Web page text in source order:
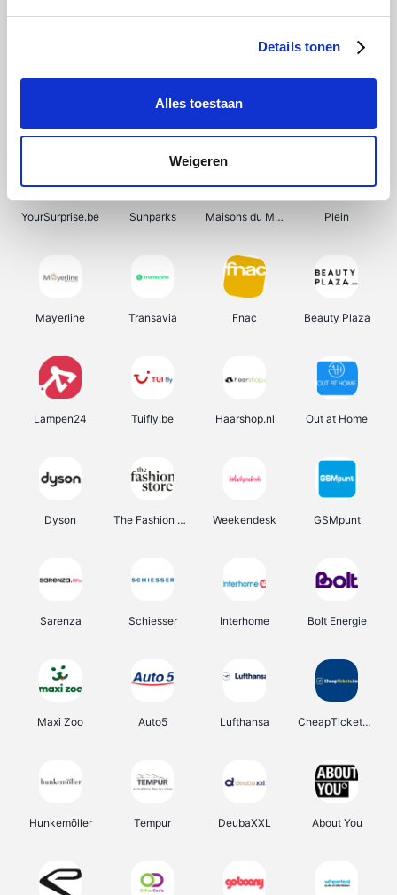
Details tonen
Alles toestaan
Weigeren
Shein Bergfreunde Pazzox Smartwatchbanden
YourSurprise.be Sunparks Maisons du Monde Plein
Mayerline Transavia Fnac Beauty Plaza
Lampen24 Tuifly.be Haarshop.nl Out at Home
Dyson The Fashion Store Weekendesk GSMpunt
Sarenza Schiesser Interhome Bolt Energie
Maxi Zoo Auto5 Lufthansa CheapTickets.be
Hunkemöller Tempur DeubaXXL About You